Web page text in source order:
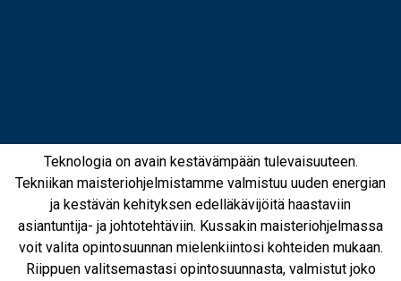
Teknologia on avain kestävämpään tulevaisuuteen.
Tekniikan maisteriohjelmistamme valmistuu uuden energian
ja kestävän kehityksen edelläkävijöitä haastaviin
asiantuntija- ja johtotehtäviin. Kussakin maisteriohjelmassa
voit valita opintosuunnan mielenkiintosi kohteiden mukaan.
Riippuen valitsemastasi opintosuunnasta, valmistut joko